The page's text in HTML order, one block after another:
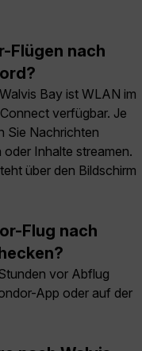
Flügen nach
Bay ist WLAN im
verfügbar. Je
Sie Nachrichten
Inhalte streamen.
über den Bildschirm
Flug nach
vor Abflug
App oder auf der